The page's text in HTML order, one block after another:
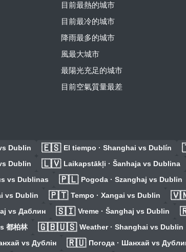
目前最熱的城市
目前最冷的城市
降雨最多的城市
風最大城市
最陽光充足的城市
目前空氣質量最差
Dublin 🇪🇸 El tiempo · Shanghai vs Dublín
Dublin 🇱🇻 Laikapstākļi · Šanhaja vs Dublina
vs Dublinas 🇵🇱 Pogoda · Szanghaj vs Dublin
vs Dublin 🇵🇹 Tempo · Xangai vs Dublin
vs Даблин 🇸🇮 Vreme · Šanghaj vs Dublin
都柏林 🇬🇧🇺🇸 Weather · Shanghai vs Dublin
vs Дублін 🇷🇺 Погода · Шанхай vs